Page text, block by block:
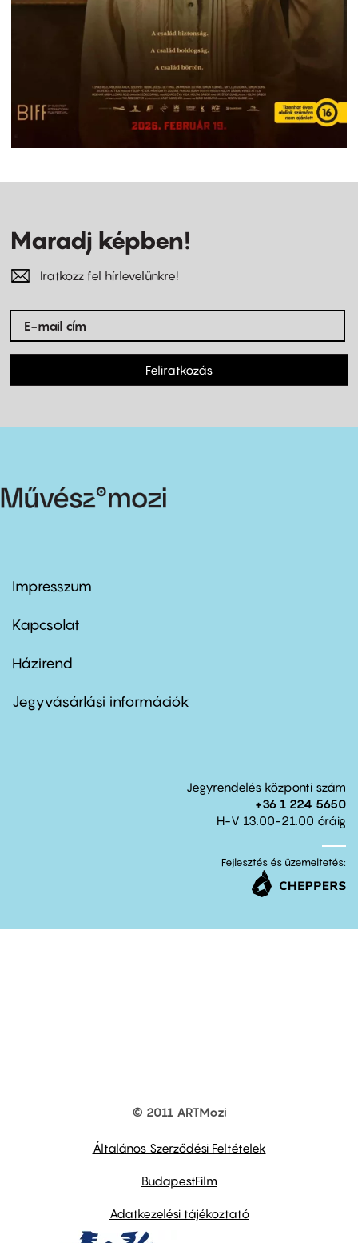
Maradj képben!
Iratkozz fel hírlevelünkre!
Feliratkozás
Footer
first
Impresszum
Kapcsolat
Footer
second
Házirend
Jegyvásárlási információk
Jegyrendelés központi szám
+36 1 224 5650
H-V 13.00-21.00 óráig
Fejlesztés és üzemeltetés:
© 2011 ARTMozi
Általános Szerződési Feltételek
BudapestFilm
Adatkezelési tájékoztató